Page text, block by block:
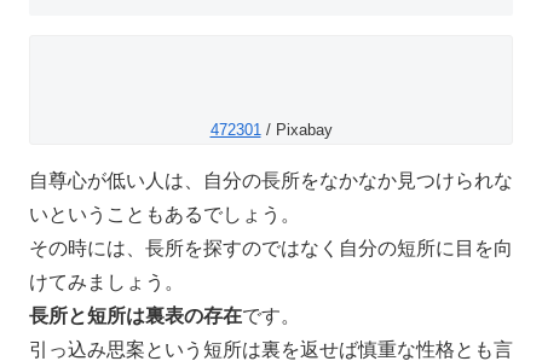
472301 / Pixabay
自尊心が低い人は、自分の長所をなかなか見つけられな
いということもあるでしょう。
その時には、長所を探すのではなく自分の短所に目を向
けてみましょう。
長所と短所は裏表の存在です。
引っ込み思案という短所は裏を返せば慎重な性格とも言